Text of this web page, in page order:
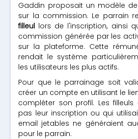
Gaddin proposait un modèle
sur la commission. Le parrain
filleul lors de l'inscription, ainsi
commission générée par les
sur la plateforme. Cette
rendait le système
les utilisateurs les plus actifs.
Pour que le parrainage soit
créer un compte en utilisant le
compléter son profil. Les
pas leur inscription ou qui
email jetables ne généraient
pour le parrain.